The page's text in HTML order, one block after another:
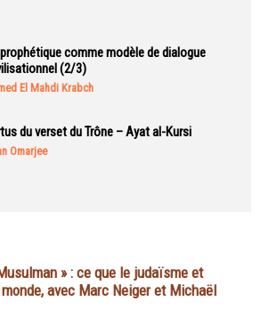
comme modèle de dialogue
(2/3)
El Mahdi Krabch
du verset du Trône – Ayat al-Kursi
Omarjee
» : ce que le judaïsme et
avec Marc Neiger et Michaël